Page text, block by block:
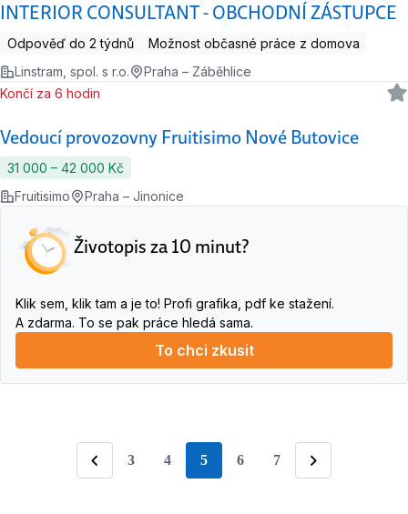
INTERIOR CONSULTANT - OBCHODNÍ ZÁSTUPCE
Odpověď do 2 týdnů
Možnost občasné práce z domova
Linstram, spol. s r.o.
Praha – Záběhlice
Vedoucí provozovny Fruitisimo Nové Butovice
Končí za 6 hodin
31 000 ‍–‍ 42 000 Kč
Fruitisimo
Praha – Jinonice
Životopis za 10 minut?
Klik sem, klik tam a je to! Profi grafika, pdf ke stažení.
A zdarma. To se pak práce hledá sama.
To chci zkusit
Předchozí
3 4 stránka
5 6 7
Následující